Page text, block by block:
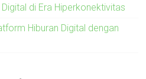
di Era Hiperkonektivitas
Hiburan Digital dengan